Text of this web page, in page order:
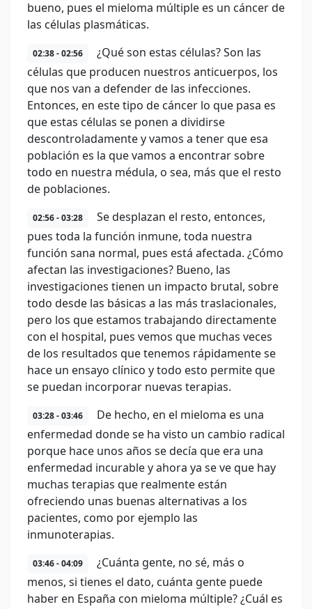
bueno, pues el mieloma múltiple es un cáncer de
las células plasmáticas.
02:38 - 02:56
¿Qué son estas células? Son las
células que producen nuestros anticuerpos, los
que nos van a defender de las infecciones.
Entonces, en este tipo de cáncer lo que pasa es
que estas células se ponen a dividirse
descontroladamente y vamos a tener que esa
población es la que vamos a encontrar sobre
todo en nuestra médula, o sea, más que el resto
de poblaciones.
02:56 - 03:28
Se desplazan el resto, entonces,
pues toda la función inmune, toda nuestra
función sana normal, pues está afectada. ¿Cómo
afectan las investigaciones? Bueno, las
investigaciones tienen un impacto brutal, sobre
todo desde las básicas a las más traslacionales,
pero los que estamos trabajando directamente
con el hospital, pues vemos que muchas veces
de los resultados que tenemos rápidamente se
hace un ensayo clínico y todo esto permite que
se puedan incorporar nuevas terapias.
03:28 - 03:46
De hecho, en el mieloma es una
enfermedad donde se ha visto un cambio radical
porque hace unos años se decía que era una
enfermedad incurable y ahora ya se ve que hay
muchas terapias que realmente están
ofreciendo unas buenas alternativas a los
pacientes, como por ejemplo las
inmunoterapias.
03:46 - 04:09
¿Cuánta gente, no sé, más o
menos, si tienes el dato, cuánta gente puede
haber en España con mieloma múltiple? ¿Cuál es